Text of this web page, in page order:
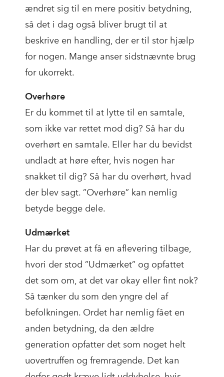
ændret sig til en mere positiv betydning,
så det i dag også bliver brugt til at
beskrive en handling, der er til stor hjælp
for nogen. Mange anser sidstnævnte brug
for ukorrekt.
Overhøre
Er du kommet til at lytte til en samtale,
som ikke var rettet mod dig? Så har du
overhørt en samtale. Eller har du bevidst
undladt at høre efter, hvis nogen har
snakket til dig? Så har du overhørt, hvad
der blev sagt. ”Overhøre” kan nemlig
betyde begge dele.
Udmærket
Har du prøvet at få en aflevering tilbage,
hvori der stod ”Udmærket” og opfattet
det som om, at det var okay eller fint nok?
Så tænker du som den yngre del af
befolkningen. Ordet har nemlig fået en
anden betydning, da den ældre
generation opfatter det som noget helt
uovertruffen og fremragende. Det kan